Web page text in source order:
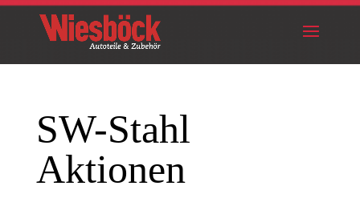
SW-Stahl
Aktionen